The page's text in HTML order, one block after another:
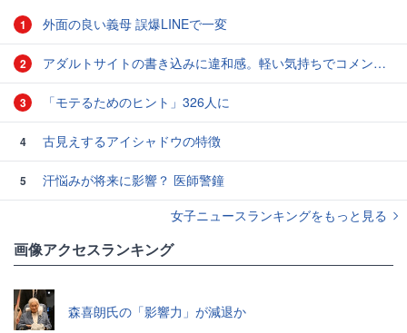
1 外面の良い義母 誤爆LINEで一変
2 アダルトサイトの書き込みに違和感。軽い気持ちでコメントしてみると…／近畿地方のある場所について（1）
3 「モテるためのヒント」326人に
4 古見えするアイシャドウの特徴
5
汗悩みが将来に影響？ 医師警鐘
女子ニュースランキングをもっと見る
画像アクセスランキング
森喜朗氏の「影響力」が減退か